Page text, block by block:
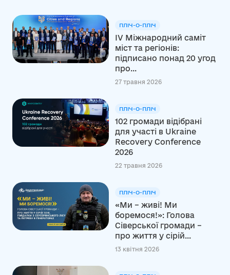
ПЛІЧ-О-ПЛІЧ
ІV Міжнародний саміт
міст та регіонів:
підписано понад 20 угод
про...
27 травня 2026
ПЛІЧ-О-ПЛІЧ
102 громади відібрані
для участі в Ukraine
Recovery Conference
2026
22 травня 2026
ПЛІЧ-О-ПЛІЧ
«Ми – живі! Ми
боремося!»: Голова
Сіверської громади –
про життя у сірій...
13 квітня 2026